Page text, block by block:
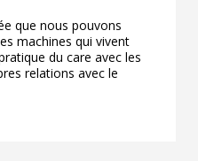
que nous pouvons
machines qui vivent
du care avec les
relations avec le